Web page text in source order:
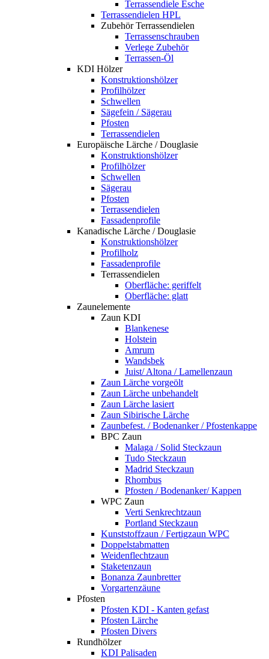
Terrassendiele Esche
Terrassendielen HPL
Zubehör Terrassendielen
Terrassenschrauben
Verlege Zubehör
Terrassen-Öl
KDI Hölzer
Konstruktionshölzer
Profilhölzer
Schwellen
Sägefein / Sägerau
Pfosten
Terrassendielen
Europäische Lärche / Douglasie
Konstruktionshölzer
Profilhölzer
Schwellen
Sägerau
Pfosten
Terrassendielen
Fassadenprofile
Kanadische Lärche / Douglasie
Konstruktionshölzer
Profilholz
Fassadenprofile
Terrassendielen
Oberfläche: geriffelt
Oberfläche: glatt
Zaunelemente
Zaun KDI
Blankenese
Holstein
Amrum
Wandsbek
Juist/ Altona / Lamellenzaun
Zaun Lärche vorgeölt
Zaun Lärche unbehandelt
Zaun Lärche lasiert
Zaun Sibirische Lärche
Zaunbefest. / Bodenanker / Pfostenkappe
BPC Zaun
Malaga / Solid Steckzaun
Tudo Steckzaun
Madrid Steckzaun
Rhombus
Pfosten / Bodenanker/ Kappen
WPC Zaun
Verti Senkrechtzaun
Portland Steckzaun
Kunststoffzaun / Fertigzaun WPC
Doppelstabmatten
Weidenflechtzaun
Staketenzaun
Bonanza Zaunbretter
Vorgartenzäune
Pfosten
Pfosten KDI - Kanten gefast
Pfosten Lärche
Pfosten Divers
Rundhölzer
KDI Palisaden